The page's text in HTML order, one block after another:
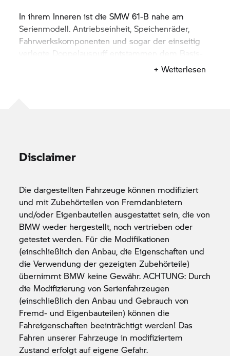
In ihrem Inneren ist die SMW 61-B nahe am
Serienmodell. Antriebseinheit, Speichenräder,
Fahrwerkskomponenten und sogar der einseitig
verlegte Doppelauspuff entstammen dem Basis-
R nineT wie ein
nicht künstlich aussehen“, sagt Cristian. „Ich will
nicht, dass man etwas merkt. Ich will, dass es vom
zieht es Dich an und Du willst näher
herankommen.“
+ Weiterlesen
Disclaimer
Die dargestellten Fahrzeuge können modifiziert
und mit Zubehörteilen von Fremdanbietern
und/oder Eigenbauteilen ausgestattet sein, die von
BMW weder hergestellt, noch vertrieben oder
getestet werden. Für die Modifikationen
(einschließlich den Anbau, die Eigenschaften und
die Verwendung der gezeigten Zubehörteile)
übernimmt BMW keine Gewähr. ACHTUNG: Durch
die Modifizierung von Serienfahrzeugen
(einschließlich den Anbau und Gebrauch von
Fremd- und Eigenbauteilen) können die
Fahreigenschaften beeinträchtigt werden! Das
Fahren unserer Fahrzeuge in modifiziertem
Zustand erfolgt auf eigene Gefahr.